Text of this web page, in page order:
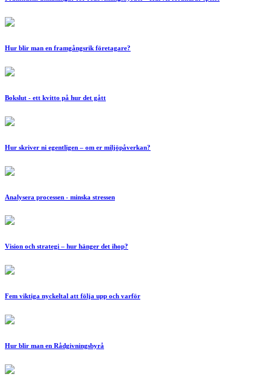
Hur blir man en framgångsrik företagare?
Bokslut - ett kvitto på hur det gått
Hur skriver ni egentligen – om er miljöpåverkan?
Analysera processen - minska stressen
Vision och strategi – hur hänger det ihop?
Fem viktiga nyckeltal att följa upp och varför
Hur blir man en Rådgivningsbyrå